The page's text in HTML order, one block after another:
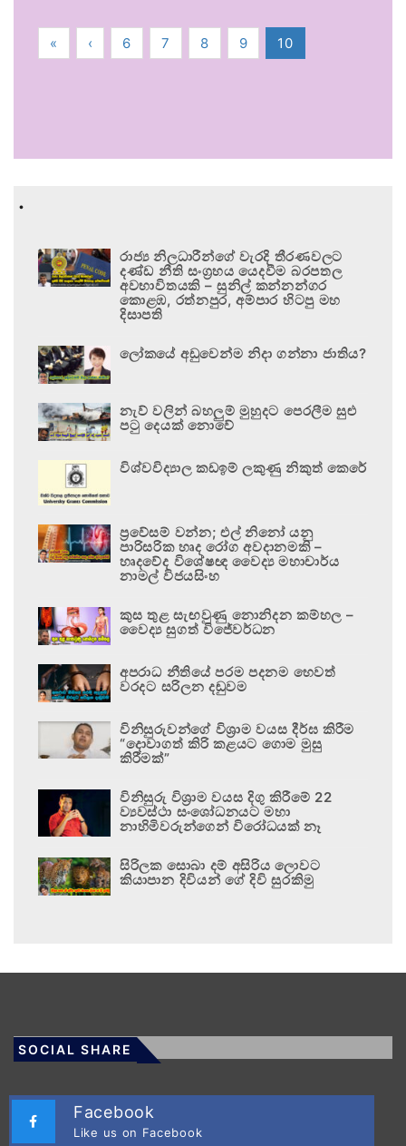
« ‹ 6 7 8 9 10
.
රාජ්‍ය නිලධාරීන්ගේ වැරදි තීරණවලට
දණ්ඩ නීති සංග්‍රහය යෙදවීම බරපතල
අවභාවිතයකි – සුනිල් කන්නන්ගර
කොළඹ, රත්නපුර, අම්පාර හිටපු මහ
දිසාපති
ලෝකයේ අඩුවෙන්ම නිදා ගන්නා ජාතිය?
නැව් වලින් බහලුම් මුහුදට පෙරලීම සුළු
පටු දෙයක් නොවේ
විශ්වවිද්‍යාල කඩඉම් ලකුණු නිකුත් කෙරේ
ප්‍රවේසම් වන්න; එල් නිනෝ යනු
පාරිසරික හෘද රෝග අවදානමකි –
හෘදවේද විශේෂඥ වෛද්‍ය මහාචාර්ය
නාමල් විජයසිංහ
කුස තුළ සැඟවුණු නොනිදන කම්හල –
වෛද්‍ය සුගත් විජේවර්ධන
අපරාධ නීතියේ පරම පදනම හෙවත්
වරදට සරිලන දඬුවම
විනිසුරුවන්ගේ විශ්‍රාම වයස දීර්ඝ කිරීම
“දොවාගත් කිරි කළයට ගොම මුසු
කිරීමක්”
විනිසුරු විශ්‍රාම වයස දිගු කිරීමේ 22
ව්‍යවස්ථා සංශෝධනයට මහා
නාහිමිවරුන්ගෙන් විරෝධයක් නෑ
සිරිලක සොබා දම් අසිරිය ලොවට
කියාපාන දිවියන් ගේ දිවි සුරකිමු
SOCIAL SHARE
Facebook
Like us on Facebook